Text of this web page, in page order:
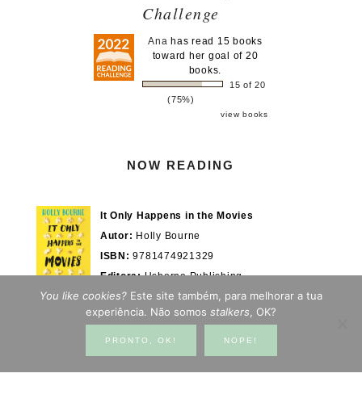
Challenge
Ana has read 15 books
toward her goal of 20
books.
15 of 20
(75%)
view books
NOW READING
It Only Happens in the Movies
Autor: Holly Bourne
ISBN: 9781474921329
Editora:Usborne Publishing
Actualmente em:28/100%
You like cookies? Este site também, para melhorar a tua
experiência. Não somos stalkers , OK?
PRONTO, OK! NOPE!